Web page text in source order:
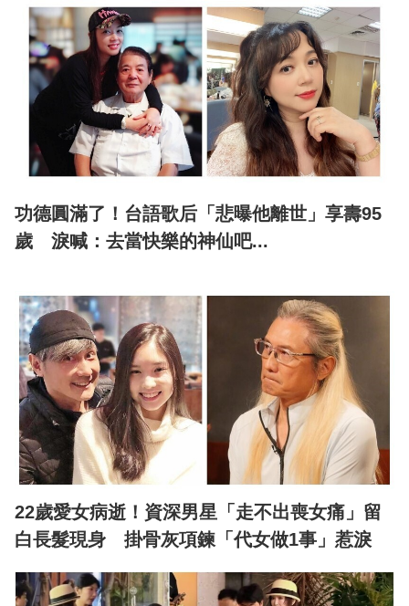
功德圓滿了！台語歌后「悲曝他離世」享壽95
歲 淚喊：去當快樂的神仙吧...
22歲愛女病逝！資深男星「走不出喪女痛」留
白長髮現身 掛骨灰項鍊「代女做1事」惹淚